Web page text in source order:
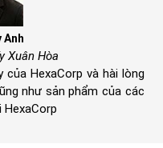
Anh
Xuân Hòa
HexaCorp và hài lòng
như sản phẩm của các
HexaCorp